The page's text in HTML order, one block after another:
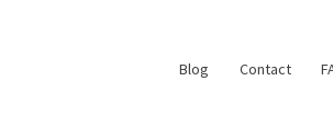
Blog Contact